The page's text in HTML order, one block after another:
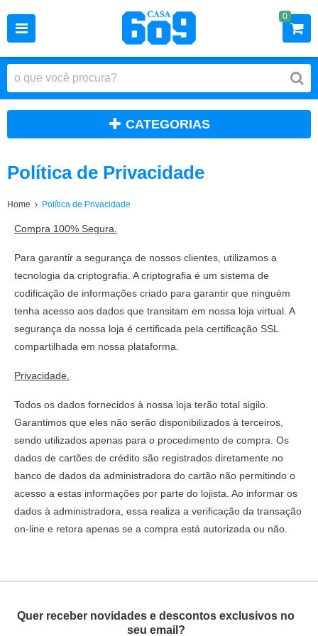
0
CATEGORIAS
Política de Privacidade
Home Política de Privacidade
Compra 100% Segura.
Para garantir a segurança de nossos clientes, utilizamos a
tecnologia da criptografia. A criptografia é um sistema de
codificação de informações criado para garantir que ninguém
tenha acesso aos dados que transitam em nossa loja virtual. A
segurança da nossa loja é certificada pela certificação SSL
compartilhada em nossa plataforma.
Privacidade.
Todos os dados fornecidos à nossa loja terão total sigilo.
Garantimos que eles não serão disponibilizados à terceiros,
sendo utilizados apenas para o procedimento de compra. Os
dados de cartões de crédito são registrados diretamente no
banco de dados da administradora do cartão não permitindo o
acesso a estas informações por parte do lojista. Ao informar os
dados à administradora, essa realiza a verificação da transação
on-line e retora apenas se a compra está autorizada ou não.
Quer receber novidades e descontos exclusivos no
seu email?